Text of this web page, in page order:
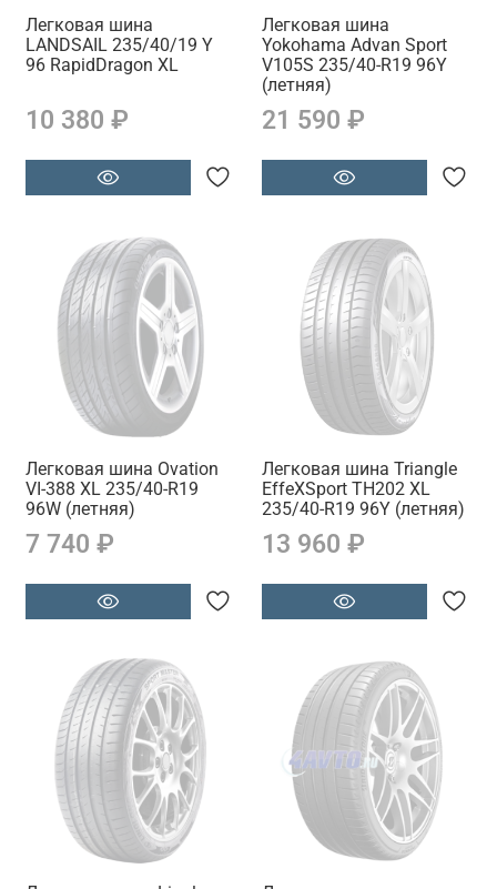
Легковая шина
LANDSAIL 235/40/19 Y
96 RapidDragon XL
10 380 ₽
Легковая шина
Yokohama Advan Sport
V105S 235/40-R19 96Y
(летняя)
21 590 ₽
Легковая шина Ovation
VI-388 XL 235/40-R19
96W (летняя)
7 740 ₽
Легковая шина Triangle
EffeXSport TH202 XL
235/40-R19 96Y (летняя)
13 960 ₽